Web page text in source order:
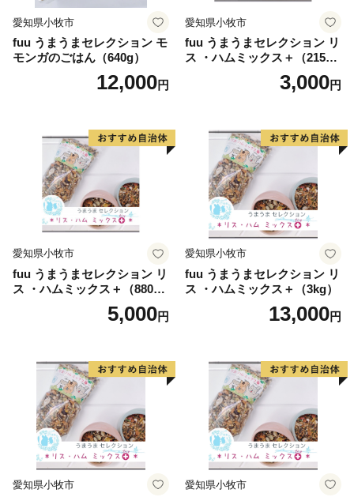
愛知県小牧市
fuu うまうまセレクション モ
モンガのごはん（640g）
12,000円
愛知県小牧市
fuu うまうまセレクション リ
ス ・ハムミックス＋（215
3,000円
愛知県小牧市
fuu うまうまセレクション リ
ス ・ハムミックス＋（880
5,000円
愛知県小牧市
fuu うまうまセレクション リ
ス ・ハムミックス＋（3kg）
13,000円
愛知県小牧市 愛知県小牧市